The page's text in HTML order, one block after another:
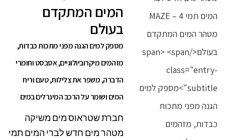
המים המתקדם
בעולם
מספק למים הגנה מפני מתכות כבדות,
מזהמים מיקרוביולוגיים, אסבסט וחומרי
הדברה, משפר את צלילות, טעם וריח
המים ושומר על הרכב המינרלים במים
חברת שטראוס מים משיקה
מטהר מים חדש לברי המים תמי